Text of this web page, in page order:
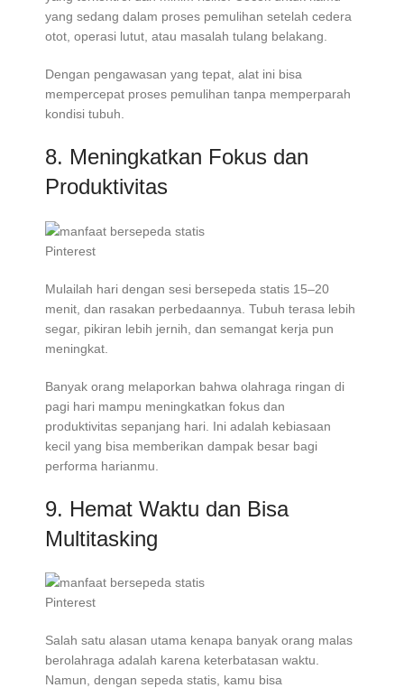
yang sedang dalam proses pemulihan setelah cedera
otot, operasi lutut, atau masalah tulang belakang.
Dengan pengawasan yang tepat, alat ini bisa
mempercepat proses pemulihan tanpa memperparah
kondisi tubuh.
8. Meningkatkan Fokus dan
Produktivitas
Pinterest
Mulailah hari dengan sesi bersepeda statis 15–20
menit, dan rasakan perbedaannya. Tubuh terasa lebih
segar, pikiran lebih jernih, dan semangat kerja pun
meningkat.
Banyak orang melaporkan bahwa olahraga ringan di
pagi hari mampu meningkatkan fokus dan
produktivitas sepanjang hari. Ini adalah kebiasaan
kecil yang bisa memberikan dampak besar bagi
performa harianmu.
9. Hemat Waktu dan Bisa
Multitasking
Pinterest
Salah satu alasan utama kenapa banyak orang malas
berolahraga adalah karena keterbatasan waktu.
Namun, dengan sepeda statis, kamu bisa